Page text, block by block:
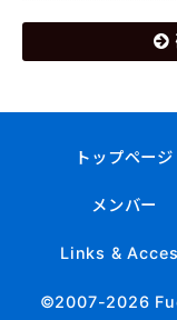
トップページ
メンバー
Links &
©2007-2026